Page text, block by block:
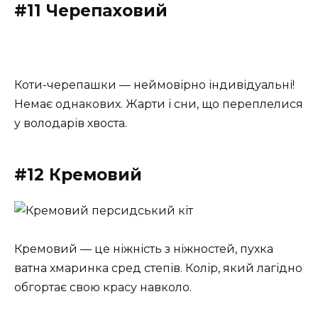
#11 Черепаховий
Коти-черепашки — неймовірно індивідуальні!
Немає однакових. Жарти і сни, що переплелися
у володарів хвоста.
#12 Кремовий
Кремовий — це ніжність з ніжностей, пухка
ватна хмаринка сред степів. Колір, який лагідно
обгортає свою красу навколо.